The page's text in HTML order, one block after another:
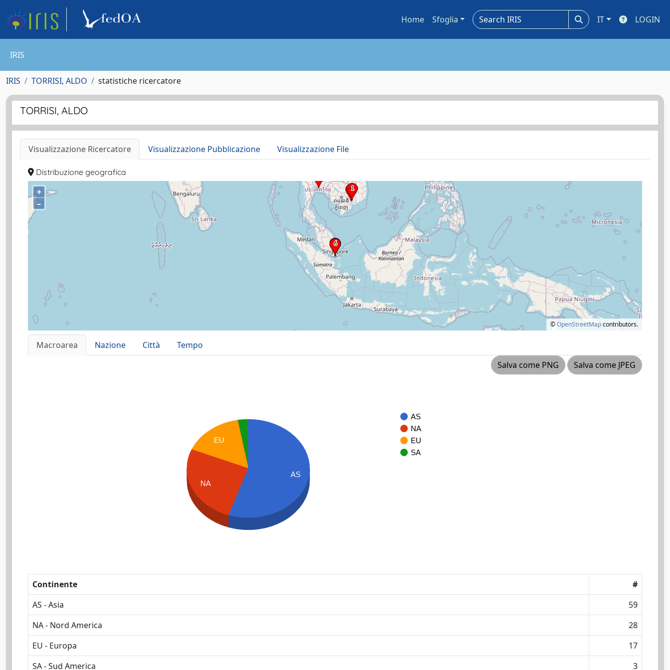
Home Sfoglia IT LOGIN
IRIS
IRIS TORRISI, ALDO statistiche ricercatore
TORRISI, ALDO
Visualizzazione Ricercatore Visualizzazione Pubblicazione Visualizzazione File
Distribuzione geografica
+
–
©OpenStreetMapcontributors.
Macroarea Nazione Città
Tempo
Salva come PNG
Salva come JPEG
AS
NA
EU
SA
EU
NA
AS
Continente
#
AS - Asia
59
NA - Nord America
28
EU - Europa
17
SA - Sud America
3